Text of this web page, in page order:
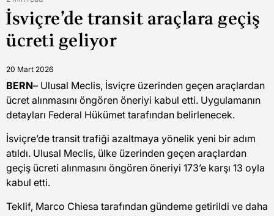
Estimated
read
time
İsviçre’de transit araçlara geçiş
ücreti geliyor
20 Mart 2026
BERN– Ulusal Meclis, İsviçre üzerinden geçen araçlardan
ücret alınmasını öngören öneriyi kabul etti. Uygulamanın
detayları Federal Hükümet tarafından belirlenecek.
İsviçre’de transit trafiği azaltmaya yönelik yeni bir adım
atıldı. Ulusal Meclis, ülke üzerinden geçen araçlardan
geçiş ücreti alınmasını öngören öneriyi 173’e karşı 13 oyla
kabul etti.
Teklif, Marco Chiesa tarafından gündeme getirildi ve daha